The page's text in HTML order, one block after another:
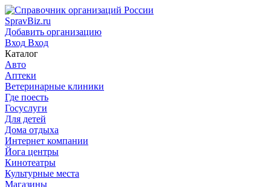
SpravBiz.ru
Добавить организацию
Вход Вход
Каталог
Авто
Аптеки
Ветеринарные клиники
Где поесть
Госуслуги
Для детей
Дома отдыха
Интернет компании
Йога центры
Кинотеатры
Культурные места
Магазины